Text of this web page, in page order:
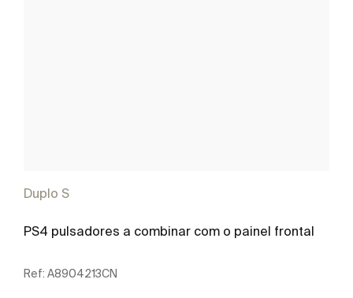
Duplo S
PS4 pulsadores a combinar com o painel frontal
Ref: A8904213CN